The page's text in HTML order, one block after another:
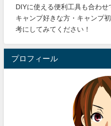
DIYに使える便利工具も合わせ
キャンプ好きな方・キャンプ
考にしてみてください！
プロフィール